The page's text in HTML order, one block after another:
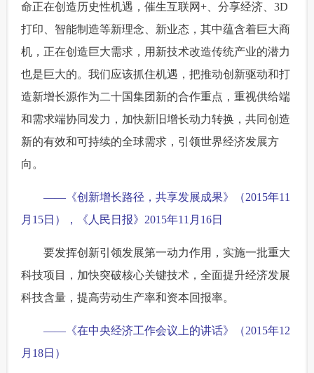
命正在创造历史性机遇，催生互联网+、分享经济、3D
打印、智能制造等新理念、新业态，其中蕴含着巨大商
机，正在创造巨大需求，用新技术改造传统产业的潜力
也是巨大的。我们应该抓住机遇，把推动创新驱动和打
造新增长源作为二十国集团新的合作重点，重视供给端
和需求端协同发力，加快新旧增长动力转换，共同创造
新的有效和可持续的全球需求，引领世界经济发展方
向。
——《创新增长路径，共享发展成果》（2015年11
月15日），《人民日报》2015年11月16日
要发挥创新引领发展第一动力作用，实施一批重大
科技项目，加快突破核心关键技术，全面提升经济发展
科技含量，提高劳动生产率和资本回报率。
——《在中央经济工作会议上的讲话》（2015年12
月18日）